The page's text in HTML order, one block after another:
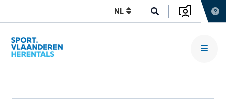
NL